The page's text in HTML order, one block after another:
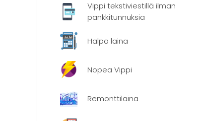
Vippi tekstiviestillä ilman
pankkitunnuksia
Halpa laina
Nopea Vippi
Remonttilaina